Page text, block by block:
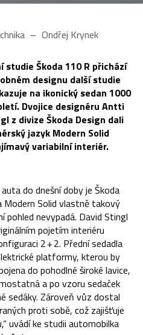
Ondřej Krynek
studie Škoda 110 R přichází
designu další studie
na ikonický sedan 1000
Dvojice designéru Antti
z divize Škoda Design dali
jazyk Modern Solid
variabilní interiér.
do dnešní doby je Škoda
Solid vlastně takový
pohled nevypadá. David Stingl
pojetím interiéru
2 + 2. Přední sedadla
platformy, kterou by
do pohodlné široké lavice,
a po vzoru sedaček
sedáky. Zároveň vůz dostal
proti sobě, což zajišťuje
uvádí ke studii automobilka